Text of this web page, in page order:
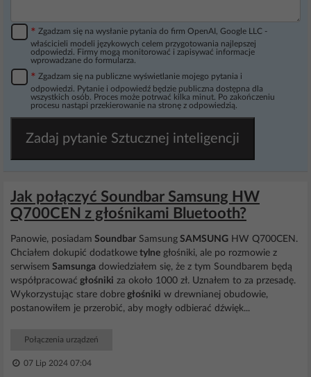
* Zgadzam się na wysłanie pytania do firm OpenAI, Google LLC -
właścicieli modeli językowych celem przygotowania najlepszej
odpowiedzi. Firmy mogą monitorować i zapisywać informacje
wprowadzane do formularza.
* Zgadzam się na publiczne wyświetlanie mojego pytania i
odpowiedzi. Pytanie i odpowiedź będzie publiczna dostępna dla
wszystkich osób. Proces może potrwać kilka minut. Po zakończeniu
procesu nastąpi przekierowanie na stronę z odpowiedzią.
Zadaj pytanie Sztucznej inteligencji
Jak połączyć Soundbar Samsung HW
Q700CEN z głośnikami Bluetooth?
Panowie, posiadam Soundbar Samsung SAMSUNG HW Q700CEN.
Chciałem dokupić dodatkowe tylne głośniki, ale po rozmowie z
serwisem Samsunga dowiedziałem się, że z tym Soundbarem będą
współpracować głośniki za około 1000 zł. Uznałem to za przesadę.
Wykorzystując stare dobre głośniki w drewnianej obudowie,
postanowiłem je przerobić, aby mogły odbierać dźwięk...
Połączenia urządzeń
07 Lip 2024 07:04